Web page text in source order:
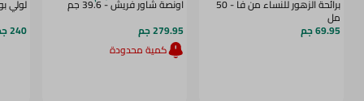
برائحة الزهور للنساء من فا - 50
مل
69.95 جم
اونصة شاور فريش - 39.6 جم
279.95 جم
كمية محدودة
لولي بوب
240 جم